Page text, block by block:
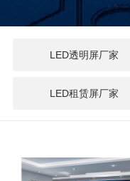
LED透明屏厂家
LED租赁屏厂家